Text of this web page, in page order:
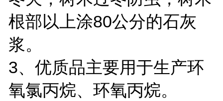
根部以上涂80公分的石灰
浆。
3、优质品主要用于生产环
氧氯丙烷、环氧丙烷。